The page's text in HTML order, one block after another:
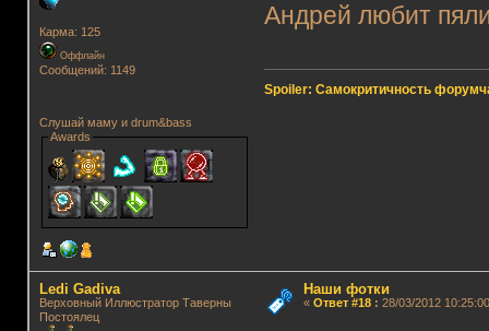
Карма: 125
Оффлайн
Сообщений: 1149
Слушай маму и drum&bass
Awards
Андрей любит
Spoiler: Самокритичность
Ledi Gadiva
Верховный Иллюстратор Таверны
Постоялец
Наши фотки
« Ответ #18: 28/03/2012